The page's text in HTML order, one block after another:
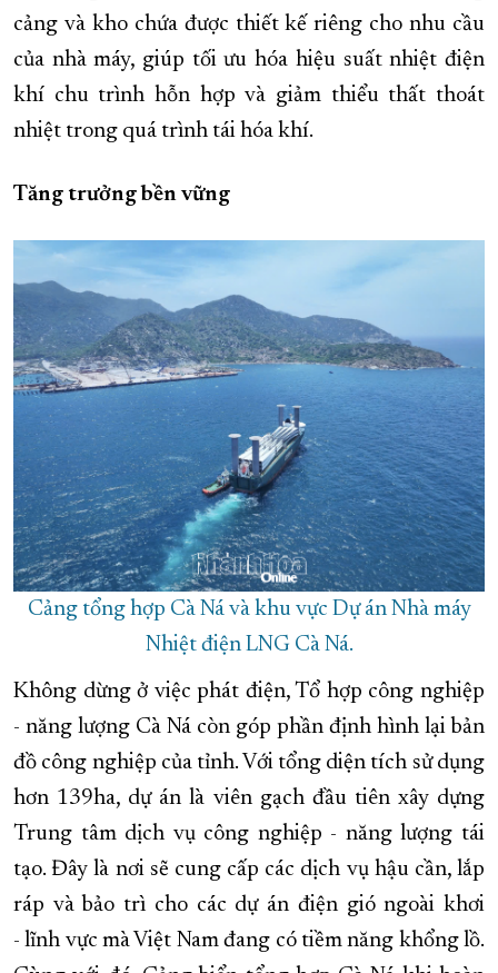
cảng và kho chứa được thiết kế riêng cho nhu cầu
của nhà máy, giúp tối ưu hóa hiệu suất nhiệt điện
khí chu trình hỗn hợp và giảm thiểu thất thoát
nhiệt trong quá trình tái hóa khí.
Tăng trưởng bền vững
Cảng tổng hợp Cà Ná và khu vực Dự án Nhà máy
Nhiệt điện LNG Cà Ná.
Không dừng ở việc phát điện, Tổ hợp công nghiệp
- năng lượng Cà Ná còn góp phần định hình lại bản
đồ công nghiệp của tỉnh. Với tổng diện tích sử dụng
hơn 139ha, dự án là viên gạch đầu tiên xây dựng
Trung tâm dịch vụ công nghiệp - năng lượng tái
tạo. Đây là nơi sẽ cung cấp các dịch vụ hậu cần, lắp
ráp và bảo trì cho các dự án điện gió ngoài khơi
- lĩnh vực mà Việt Nam đang có tiềm năng khổng lồ.